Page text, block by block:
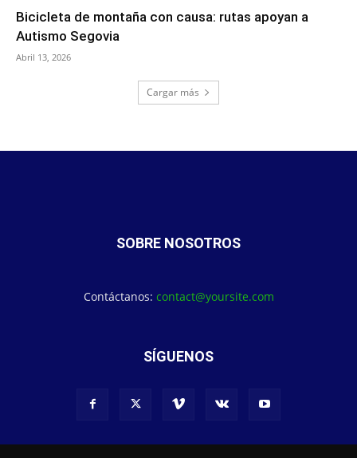
Bicicleta de montaña con causa: rutas apoyan a
Autismo Segovia
Abril 13, 2026
Cargar más
SOBRE NOSOTROS
Contáctanos: contact@yoursite.com
SÍGUENOS